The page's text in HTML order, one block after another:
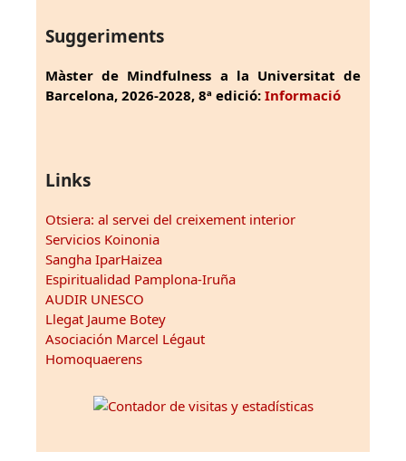
Suggeriments
Màster de Mindfulness a la Universitat de
Barcelona, 2026-2028, 8ª edició: Informació
Links
Otsiera: al servei del creixement interior
Servicios Koinonia
Sangha IparHaizea
Espiritualidad Pamplona-Iruña
AUDIR UNESCO
Llegat Jaume Botey
Asociación Marcel Légaut
Homoquaerens